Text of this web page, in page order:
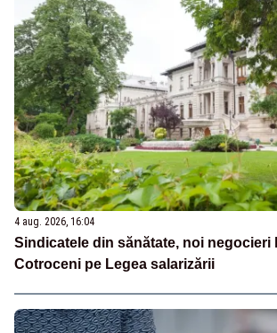
4 aug. 2026, 16:04
Sindicatele din sănătate, noi negocieri
Cotroceni pe Legea salarizării